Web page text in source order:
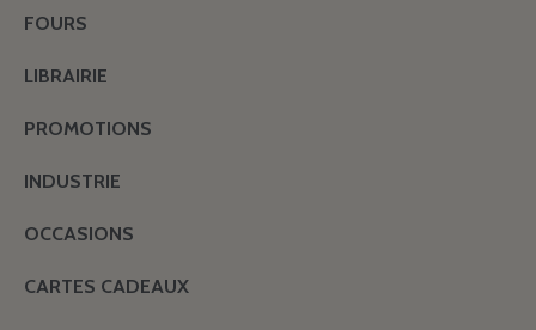
FOURS
LIBRAIRIE
PROMOTIONS
INDUSTRIE
OCCASIONS
CARTES CADEAUX